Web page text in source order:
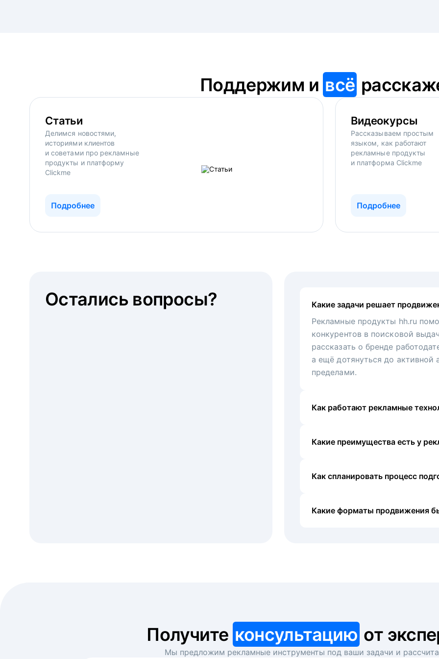
Поддержим и всё
Статьи
Делимся новостями,
историями клиентов
и советами про рекламные
продукты и платформу
Clickme
Подробнее
Видеокурсы
Рассказываем простым
языком, как работают
рекламные продукты
и платформа Clickme
Подробнее
Какие задачи решает
Рекламные продукты hh.ru
конкурентов в поисковой
рассказать о бренде
а ещё дотянуться до активной
пределами.
Как работают рекламные
Какие преимущества есть у
Как спланировать процесс
Какие форматы продвижения
Остались вопросы?
Получите консультацию от
Мы предложим рекламные инструменты под ваши задачи и